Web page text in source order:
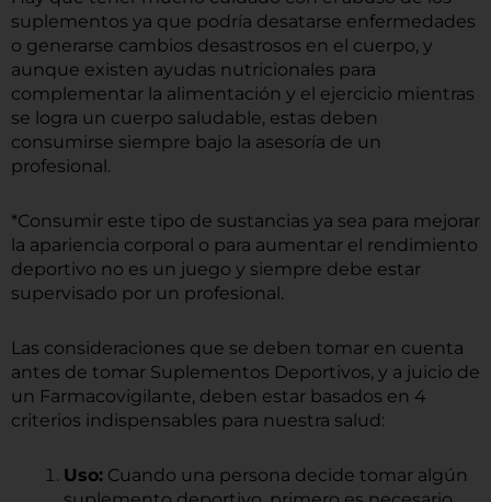
suplementos ya que podría desatarse enfermedades
o generarse cambios desastrosos en el cuerpo, y
aunque existen ayudas nutricionales para
complementar la alimentación y el ejercicio mientras
se logra un cuerpo saludable, estas deben
consumirse siempre bajo la asesoría de un
profesional.
*Consumir este tipo de sustancias ya sea para mejorar
la apariencia corporal o para aumentar el rendimiento
deportivo no es un juego y siempre debe estar
supervisado por un profesional.
Las consideraciones que se deben tomar en cuenta
antes de tomar Suplementos Deportivos, y a juicio de
un Farmacovigilante, deben estar basados en 4
criterios indispensables para nuestra salud:
Uso: Cuando una persona decide tomar algún